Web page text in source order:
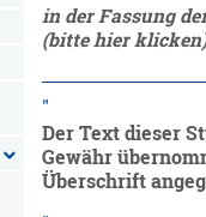
in der Fassung
(bitte hier
Der Text dieser
Gewähr
Überschrift